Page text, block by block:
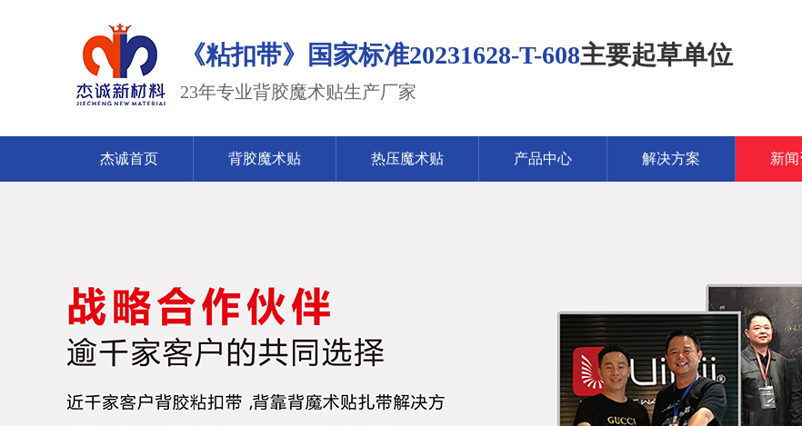
《粘扣带》国家标准20231628-T-608主要起草单位
23年专业背胶魔术贴生产厂家
杰诚首页 背胶魔术贴 热压魔术贴 产品中心 解决方案 新